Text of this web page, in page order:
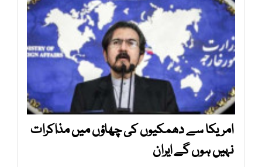
امریکا سے دھمکیوں کی چھاؤں میں مذاکرات
نہیں ہوں گے ایران